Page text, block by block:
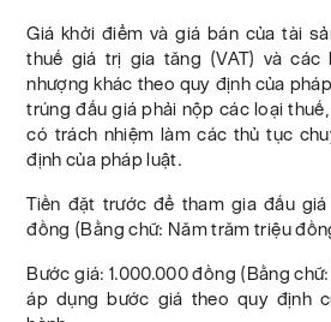
Giá khởi điểm và giá bán của tài
thuế giá trị gia tăng (VAT) và các
nhượng khác theo quy định của
trúng đấu giá phải nộp các loại
có trách nhiệm làm các thủ tục
định của pháp luật.
Tiền đặt trước để tham gia đấu
đồng (Bằng chữ: Năm trăm triệu
Bước giá: 1.000.000 đồng (Bằng
áp dụng bước giá theo quy định